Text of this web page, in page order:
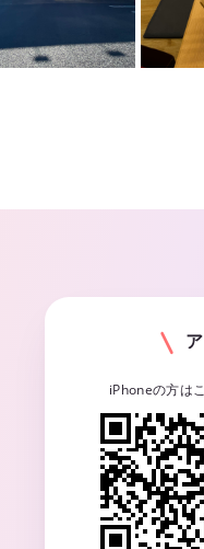
iPhoneの方は